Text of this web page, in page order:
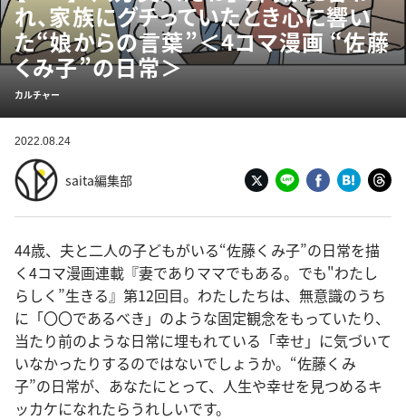
れ、家族にグチっていたとき心に響い
た“娘からの言葉”＜4コマ漫画 “佐藤
くみ子”の日常＞
カルチャー
2022.08.24
saita編集部
44歳、夫と二人の子どもがいる“佐藤くみ子”の日常を描
く4コマ漫画連載『妻でありママでもある。でも"わたし
らしく”生きる』第12回目。わたしたちは、無意識のうち
に「〇〇であるべき」のような固定観念をもっていたり、
当たり前のような日常に埋もれている「幸せ」に気づいて
いなかったりするのではないでしょうか。“佐藤くみ
子”の日常が、あなたにとって、人生や幸せを見つめるキ
ッカケになれたらうれしいです。